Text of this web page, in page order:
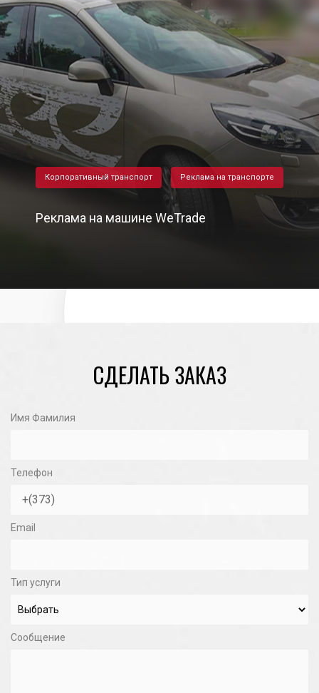
Корпоративный транспорт Реклама на транспорте
Реклама на машине WeTrade
СДЕЛАТЬ ЗАКАЗ
Имя Фамилия
Телефон
Email
Тип услуги
Сообщение